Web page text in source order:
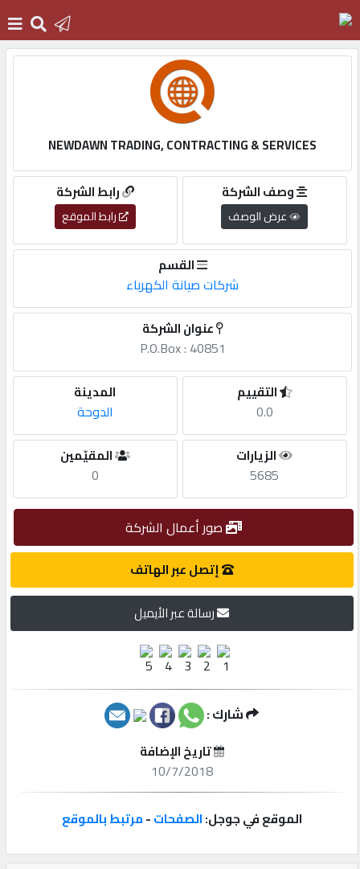
دخول
التسجيل
English
أضف
طلب
شركات
إعلانات
NEWDAWN TRADING, CONTRACTING & SERVICES
رابط الشركة
رابط الموقع
وصف الشركة
عرض الوصف
القسم
شركات صيانة الكهرباء
عنوان الشركة
P.O.Box : 40851
المدينة
الدوحة
التقييم
0.0
المقيّمين
0
الزيارات
5685
صور أعمال الشركة
إتصل عبر الهاتف
رسالة عبر الأيميل
شارك :
تاريخ الإضافة
10/7/2018
الموقع في جوجل:الصفحات-مرتبط بالموقع